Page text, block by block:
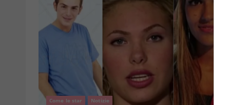
Come le star Notizie